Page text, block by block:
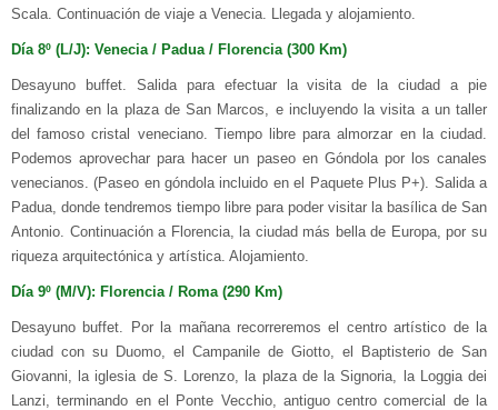
Scala. Continuación de viaje a Venecia. Llegada y alojamiento.
Día 8º (L/J): Venecia / Padua / Florencia (300 Km)
Desayuno buffet. Salida para efectuar la visita de la ciudad a pie
finalizando en la plaza de San Marcos, e incluyendo la visita a un taller
del famoso cristal veneciano. Tiempo libre para almorzar en la ciudad.
Podemos aprovechar para hacer un paseo en Góndola por los canales
venecianos. (Paseo en góndola incluido en el Paquete Plus P+). Salida a
Padua, donde tendremos tiempo libre para poder visitar la basílica de San
Antonio. Continuación a Florencia, la ciudad más bella de Europa, por su
riqueza arquitectónica y artística. Alojamiento.
Día 9º (M/V): Florencia / Roma (290 Km)
Desayuno buffet. Por la mañana recorreremos el centro artístico de la
ciudad con su Duomo, el Campanile de Giotto, el Baptisterio de San
Giovanni, la iglesia de S. Lorenzo, la plaza de la Signoria, la Loggia dei
Lanzi, terminando en el Ponte Vecchio, antiguo centro comercial de la